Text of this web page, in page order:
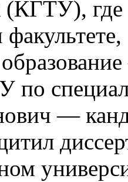
(КГТУ),
по
—